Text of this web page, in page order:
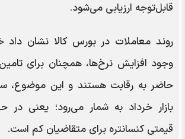
قابل‌توجه ارزیابی می‌شود.
روند معاملات در بورس کالا نشان داد
وجود افزایش نرخ‌ها، همچنان برای
حاضر به رقابت هستند و این موضوع،
بازار خرداد به شمار می‌رود؛ یعنی
قیمتی کنسانتره برای متقاضیان کم است.